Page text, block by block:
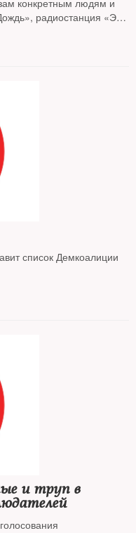
конкретным людям и
радиостанция «Эхо
список Демкоалиции
и труп в